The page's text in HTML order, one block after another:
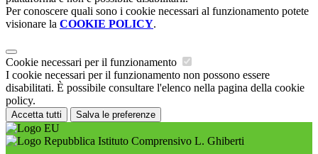
Per conoscere quali sono i cookie necessari al funzionamento potete
visionare la COOKIE POLICY.
Cookie necessari per il funzionamento
I cookie necessari per il funzionamento non possono essere
disabilitati. È possibile consultare l'elenco nella pagina della cookie
policy.
Accetta tutti Salva le preferenze
Istituto Comprensivo L. Ghiberti